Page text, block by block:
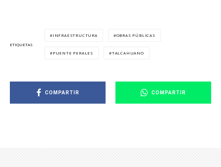
ETIQUETAS
INFRAESTRUCTURA OBRAS PÚBLICAS
PUENTE PERALES TALCAHUANO
COMPARTIR COMPARTIR